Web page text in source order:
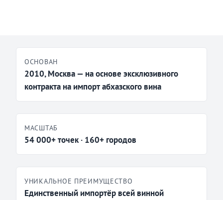
ОСНОВАН
2010, Москва — на основе эксклюзивного
контракта на импорт абхазского вина
МАСШТАБ
54 000+ точек · 160+ городов
УНИКАЛЬНОЕ ПРЕИМУЩЕСТВО
Единственный импортёр всей винной